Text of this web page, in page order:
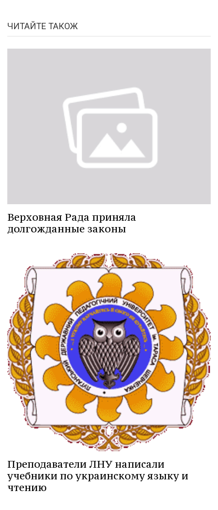
ЧИТАЙТЕ ТАКОЖ
Верховная Рада приняла
долгожданные законы
Преподаватели ЛНУ написали
учебники по украинскому языку и
чтению